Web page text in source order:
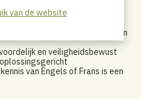
realiseren van een groot
ook uitstekend binnen
en veiligheidsbewust
van Engels of Frans is een
van de website